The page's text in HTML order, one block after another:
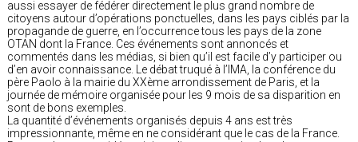
aussi essayer de fédérer directement le plus grand nombre de
citoyens autour d’opérations ponctuelles, dans les pays ciblés par la
propagande de guerre, en l’occurrence tous les pays de la zone
OTAN dont la France. Ces événements sont annoncés et
commentés dans les médias, si bien qu’il est facile d’y participer ou
d’en avoir connaissance. Le débat truqué à l’IMA, la conférence du
père Paolo à la mairie du XXème arrondissement de Paris, et la
journée de mémoire organisée pour les 9 mois de sa disparition en
sont de bons exemples.
La quantité d’événements organisés depuis 4 ans est très
impressionnante, même en ne considérant que le cas de la France.